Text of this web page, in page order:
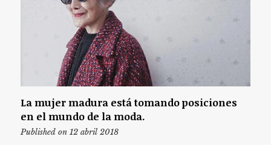
La mujer madura está tomando posiciones
en el mundo de la moda.
Published on 12 abril 2018